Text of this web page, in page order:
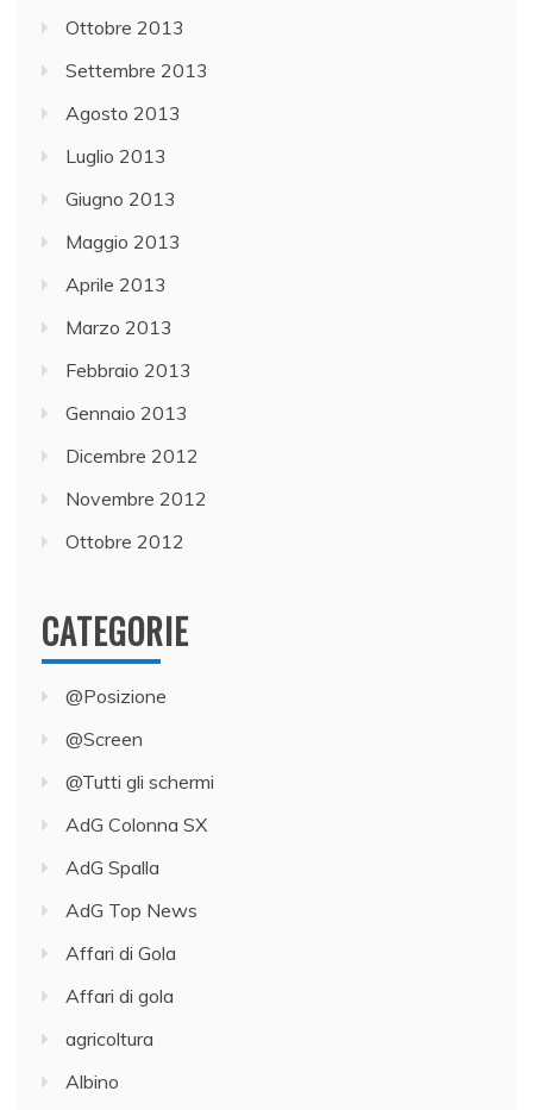
Ottobre 2013
Settembre 2013
Agosto 2013
Luglio 2013
Giugno 2013
Maggio 2013
Aprile 2013
Marzo 2013
Febbraio 2013
Gennaio 2013
Dicembre 2012
Novembre 2012
Ottobre 2012
CATEGORIE
@Posizione
@Screen
@Tutti gli schermi
AdG Colonna SX
AdG Spalla
AdG Top News
Affari di Gola
Affari di gola
agricoltura
Albino